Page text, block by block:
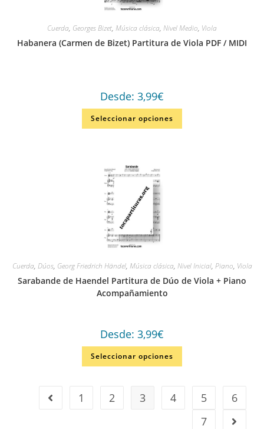
Cuerda, Georges Bizet, Música clásica, Nivel Medio, Viola
Habanera (Carmen de Bizet) Partitura de Viola PDF / MIDI
Desde: 3,99€
Seleccionar opciones
Cuerda, Dúos, Georg Friedrich Händel, Música clásica, Nivel Inicial, Piano, Viola
Sarabande de Haendel Partitura de Dúo de Viola + Piano
Acompañamiento
Desde: 3,99€
Seleccionar opciones
1 2 3 4 5
6
7